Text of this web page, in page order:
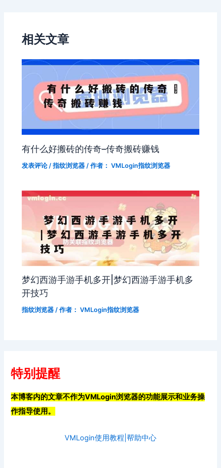
相关文章
有什么好搬砖的传奇–传奇搬砖赚钱
发表评论 /指纹浏览器 / 作者： VMLogin指纹浏览器
梦幻西游手游手机多开|梦幻西游手游手机多
开技巧
指纹浏览器 / 作者： VMLogin指纹浏览器
特别提醒
本博客内的文章不作为VMLogin浏览器的功能展示和业务操
作指导使用。
VMLogin使用教程|帮助中心